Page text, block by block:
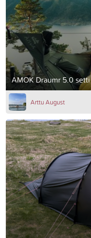
AMOK Draumr 5.0 setti
Arttu August